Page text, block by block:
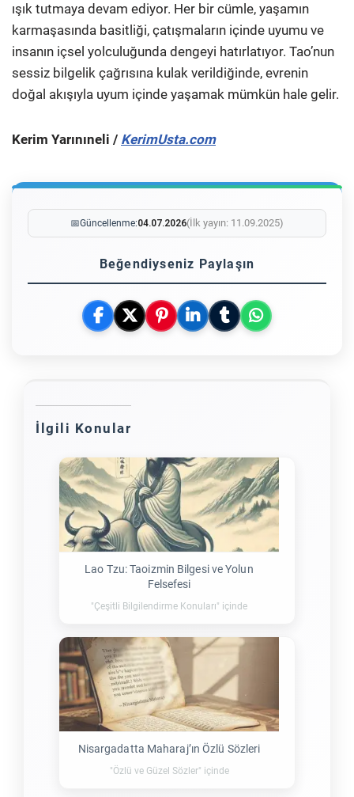
ışık tutmaya devam ediyor. Her bir cümle, yaşamın
karmaşasında basitliği, çatışmaların içinde uyumu ve
insanın içsel yolculuğunda dengeyi hatırlatıyor. Tao’nun
sessiz bilgelik çağrısına kulak verildiğinde, evrenin
doğal akışıyla uyum içinde yaşamak mümkün hale gelir.
Kerim Yarınıneli / KerimUsta.com
📅Güncellenme:04.07.2026(İlk yayın: 11.09.2025)
Beğendiyseniz Paylaşın
İlgili Konular
Lao Tzu: Taoizmin Bilgesi ve Yolun
Felsefesi
"Çeşitli Bilgilendirme Konuları" içinde
Nisargadatta Maharaj’ın Özlü Sözleri
"Özlü ve Güzel Sözler" içinde